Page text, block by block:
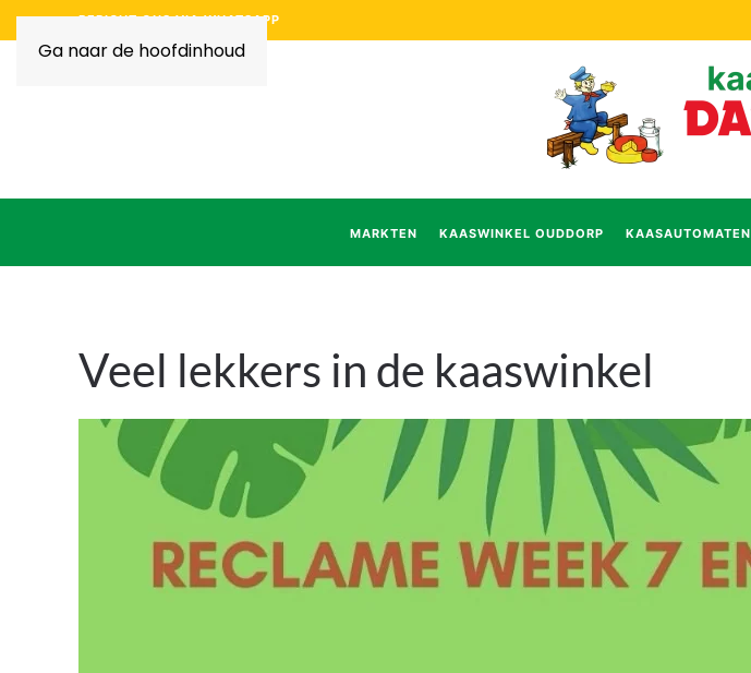
Ga naar de hoofdinhoud
BERICHT ONS VIA WHATSAPP
MARKTEN KAASWINKEL OUDDORP KAASAUTOMATEN
Veel lekkers in de kaaswinkel